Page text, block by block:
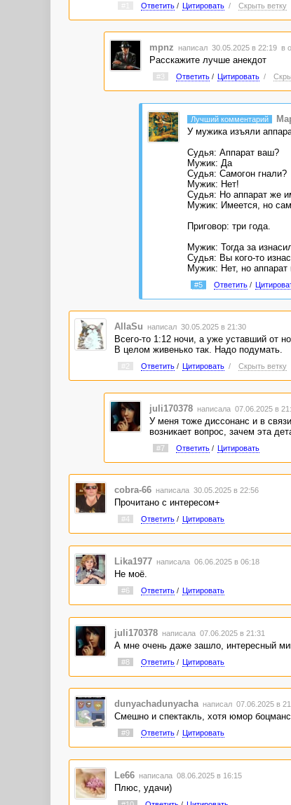
Ответить/ Цитировать / Скрыть ветку
mpnz написал 30.05.2025 в 22:19 в
Расскажите лучше анекдот
#3 Ответить/ Цитировать /
Лучший комментарий
У мужика изъяли
Судья: Аппарат ваш?
Мужик: Да
Судья: Самогон гнали?
Мужик: Нет!
Cудья: Но аппарат же
Мужик: Имеется, но
Приговор: три года.
Мужик: Тогда за
Судья: Вы кого-то
Мужик: Нет, но аппарат
#5 Ответить/
AllaSu написал 30.05.2025 в 21:30
Всего-то 1:12 ночи, а уже уставший от
В целом живенько так. Надо подумать.
#2 Ответить/ Цитировать / Скрыть ветку
juli170378 написала 07.06.2025 в
У меня тоже диссонанс и в
возникает вопрос, зачем эта
#7 Ответить/ Цитировать
cobra-66 написала 30.05.2025 в 22:56
Прочитано с интересом+
#4 Ответить/ Цитировать
Lika1977 написала 06.06.2025 в 06:18
Не моё.
#6 Ответить/ Цитировать
juli170378 написала 07.06.2025 в 21:31
А мне очень даже зашло, интересный
#8 Ответить/ Цитировать
dunyachadunyacha написал 07.06.2025 в
Смешно и спектакль, хотя юмор
#9 Ответить/ Цитировать
Le66 написала 08.06.2025 в 16:15
Плюс, удачи)